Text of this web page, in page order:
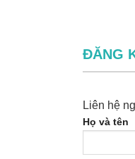
ĐĂNG
Liên hệ
Họ và tên